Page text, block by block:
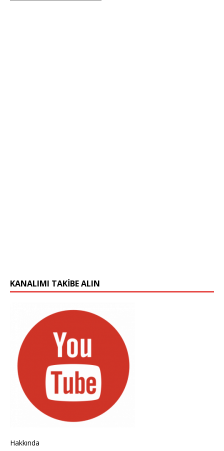
KANALIMI TAKIBE ALIN
Hakkında